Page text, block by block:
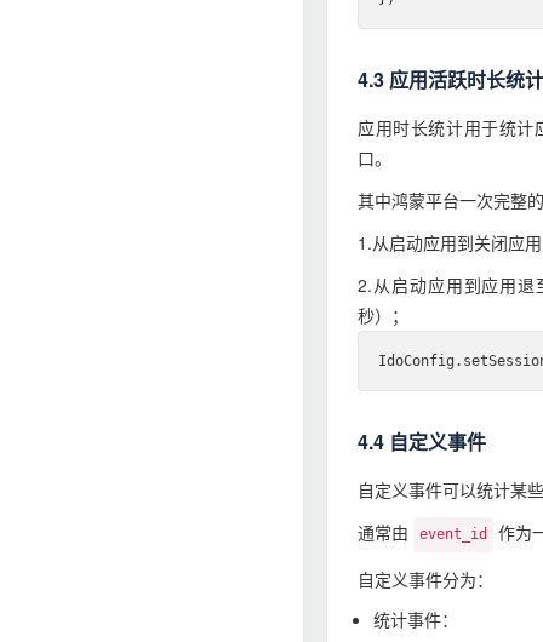
4.3 应用活跃时长统计
应用时长统计用于统计
口。
其中鸿蒙平台一次完整
1.从启动应用到关闭应
2.从启动应用到应用
秒）；
IdoConfig . set
4.4 自定义事件
自定义事件可以统计某
通常由
event_id
作为
自定义事件分为：
统计事件：